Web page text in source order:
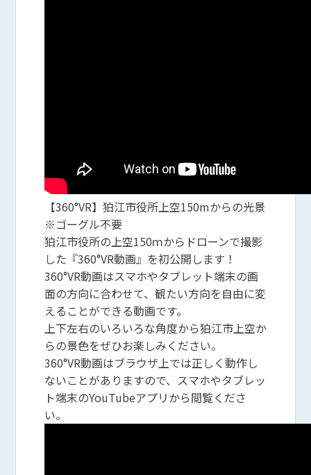
【360°VR】狛江市役所上空150mからの光景
※ゴーグル不要
狛江市役所の上空150ｍからドローンで撮影
した『360°VR動画』を初公開します！
360°VR動画はスマホやタブレット端末の画
面の方向に合わせて、観たい方向を自由に変
えることができる動画です。
上下左右のいろいろな角度から狛江市上空か
らの景色をぜひお楽しみください。
360°VR動画はブラウザ上では正しく動作し
ないことがありますので、スマホやタブレッ
ト端末のYouTubeアプリから閲覧くださ
い。